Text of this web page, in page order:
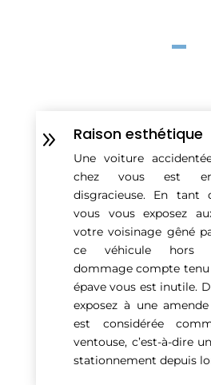
9 Raison esthétique
Une voiture
chez vous est
disgracieuse. En tant
vous vous exposez
votre voisinage gêné
ce véhicule hors
dommage compte
épave vous est inutile.
exposez à une
est considérée
ventouse, c’est-à-dire
stationnement depuis